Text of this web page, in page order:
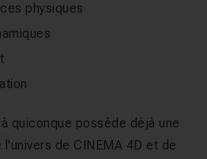
physiques
quiconque possède déjà une
de CINEMA 4D et de